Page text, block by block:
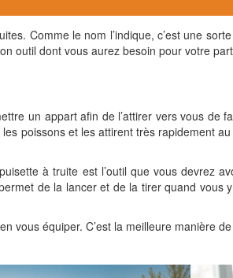
Comme le nom l’indique, c’est une
outil dont vous aurez besoin pour votre
un appart afin de l’attirer vers vous de
poissons et les attirent très rapidement
à truite est l’outil que vous devrez
de la lancer et de la tirer quand vous
vous équiper. C’est la meilleure manière